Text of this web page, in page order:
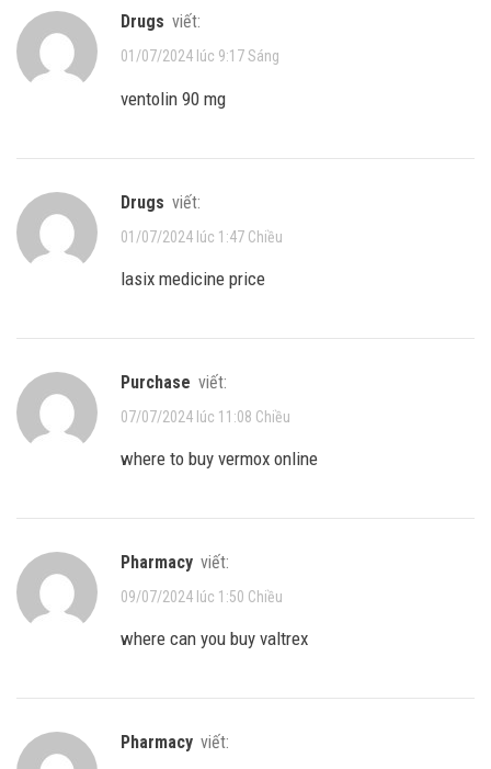
drugs viết:
01/07/2024 lúc 9:17 Sáng
ventolin 90 mg
drugs viết:
01/07/2024 lúc 1:47 Chiều
lasix medicine price
purchase viết:
07/07/2024 lúc 11:08 Chiều
where to buy vermox online
pharmacy viết:
09/07/2024 lúc 1:50 Chiều
where can you buy valtrex
pharmacy viết: